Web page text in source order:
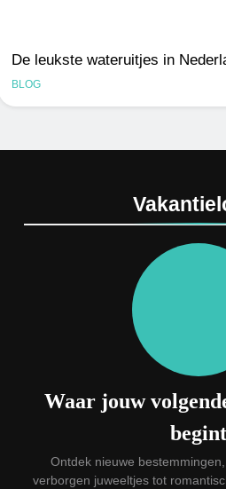
De leukste wateruitjes in
BLOG
Waar jouw
begint
Ontdek nieuwe
verborgen juweeltjes tot